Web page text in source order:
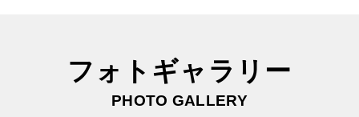
フォトギャラリー
PHOTO GALLERY